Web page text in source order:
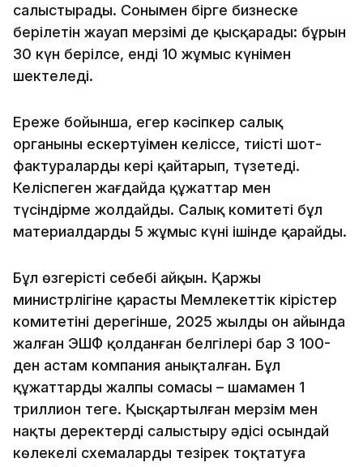
салыстырады. Сонымен бірге бизнеске
берілетін жауап мерзімі де қысқарады: бұрын
30 күн берілсе, енді 10 жұмыс күнімен
шектеледі.
Ереже бойынша, егер кәсіпкер салық
органының ескертуімен келіссе, тиісті шот-
фактураларды кері қайтарып, түзетеді.
Келіспеген жағдайда құжаттар мен
түсіндірме жолдайды. Салық комитеті бұл
материалдарды 5 жұмыс күні ішінде қарайды.
Бұл өзгерістің себебі айқын. Қаржы
министрлігіне қарасты Мемлекеттік кірістер
комитетінің дерегінше, 2025 жылдың он айында
жалған ЭШФ қолданған белгілері бар 3 100-
ден астам компания анықталған. Бұл
құжаттардың жалпы сомасы – шамамен 1
триллион теңге. Қысқартылған мерзім мен
нақты деректерді салыстыру әдісі осындай
көлеңкелі схемаларды тезірек тоқтатуға